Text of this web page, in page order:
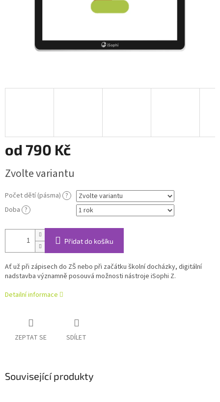
od 790 Kč
cena:
Zvolte variantu
Počet dětí (pásma) ?
Doba ?
Přidat do košíku
Ať už při zápisech do ZŠ nebo při začátku školní docházky, digitální
nadstavba významně posouvá možnosti nástroje iSophi Z.
Detailní informace
ZEPTAT SE SDÍLET
Související produkty